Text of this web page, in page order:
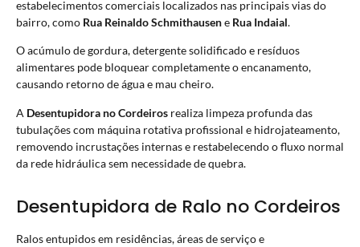
estabelecimentos comerciais localizados nas principais vias do
bairro, como Rua Reinaldo Schmithausene Rua Indaial.
O acúmulo de gordura, detergente solidificado e resíduos
alimentares pode bloquear completamente o encanamento,
causando retorno de água e mau cheiro.
A Desentupidora no Cordeiros realiza limpeza profunda das
tubulações com máquina rotativa profissional e hidrojateamento,
removendo incrustações internas e restabelecendo o fluxo normal
da rede hidráulica sem necessidade de quebra.
Desentupidora de Ralo no Cordeiros
Ralos entupidos em residências, áreas de serviço e